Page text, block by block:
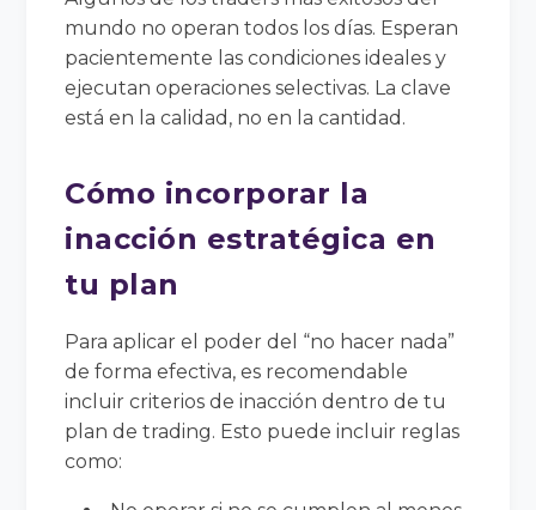
mundo no operan todos los días. Esperan
pacientemente las condiciones ideales y
ejecutan operaciones selectivas. La clave
está en la calidad, no en la cantidad.
Cómo incorporar la
inacción estratégica en
tu plan
Para aplicar el poder del “no hacer nada”
de forma efectiva, es recomendable
incluir criterios de inacción dentro de tu
plan de trading. Esto puede incluir reglas
como: